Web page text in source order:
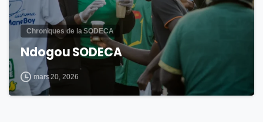
Chroniques de la SODECA
Ndogou SODECA
mars 20, 2026